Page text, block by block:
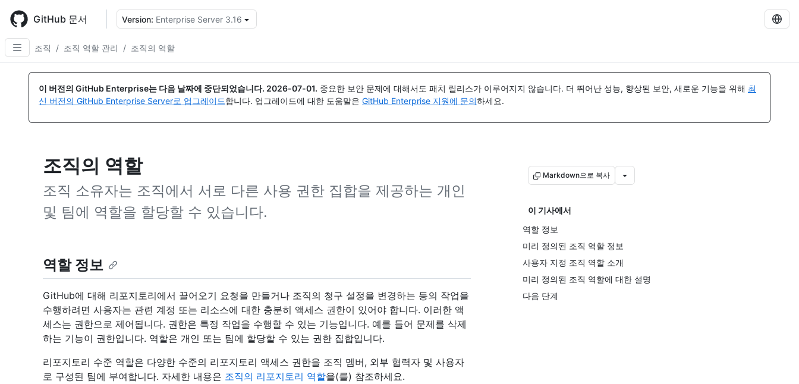
main
content
GitHub 문서 Version: Enterprise Server 3.16
조직
/ 조직 역할 관리 / 조직의 역할
이 버전의 GitHub Enterprise는 다음 날짜에 중단되었습니다. 2026-07-01. 중요한 보안 문제에 대해서도 패치 릴리스가 이루어지지 않습니다. 더 뛰어난 성능, 향상된 보안, 새로운 기능을 위해 최
신 버전의 GitHub Enterprise Server로 업그레이드합니다. 업그레이드에 대한 도움말은 GitHub Enterprise 지원에 문의하세요.
조직의 역할
조직 소유자는 조직에서 서로 다른 사용 권한 집합을 제공하는 개인
및 팀에 역할을 할당할 수 있습니다.
Markdown으로 복사
이 기사에서
역할 정보
미리 정의된 조직 역할 정보
사용자 지정 조직 역할 소개
미리 정의된 조직 역할에 대한 설명
다음 단계
역할 정보
GitHub에 대해 리포지토리에서 끌어오기 요청을 만들거나 조직의 청구 설정을 변경하는 등의 작업을
수행하려면 사용자는 관련 계정 또는 리소스에 대한 충분히 액세스 권한이 있어야 합니다. 이러한 액
세스는 권한으로 제어됩니다. 권한은 특정 작업을 수행할 수 있는 기능입니다. 예를 들어 문제를 삭제
하는 기능이 권한입니다. 역할은 개인 또는 팀에 할당할 수 있는 권한 집합입니다.
리포지토리 수준 역할은 다양한 수준의 리포지토리 액세스 권한을 조직 멤버, 외부 협력자 및 사용자
로 구성된 팀에 부여합니다. 자세한 내용은 조직의 리포지토리 역할을(를) 참조하세요.